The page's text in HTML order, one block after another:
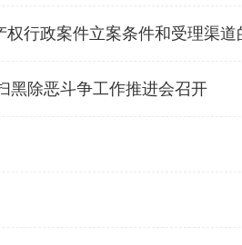
行政案件立案条件和受理渠道
黑除恶斗争工作推进会召开